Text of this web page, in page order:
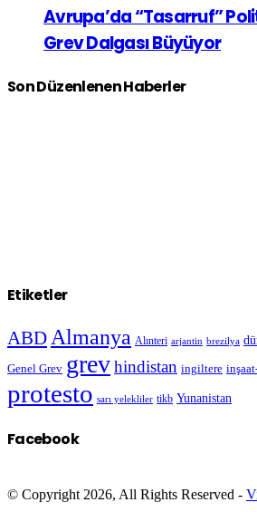
Avrupa’da “Tasarruf”
Grev Dalgası Büyüyor
Son Düzenlenen Haberler
Etiketler
ABD Almanya Alınteri arjantin brezilya
Genel Grev grevhindistan ingiltere
protesto sarı yelekliler tikb Yunanistan
Facebook
© Copyright 2026, All Rights Reserved -